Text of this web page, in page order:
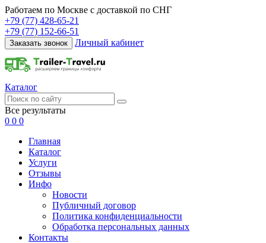
Работаем по Москве с доставкой по СНГ
+79 (77) 428-65-21
+79 (77) 152-66-51
Заказать звонок Личный кабинет
Каталог
Все результаты
0 0 0
Главная
Каталог
Услуги
Отзывы
Инфо
Новости
Публичный договор
Политика конфиденциальности
Обработка персональных данных
Контакты